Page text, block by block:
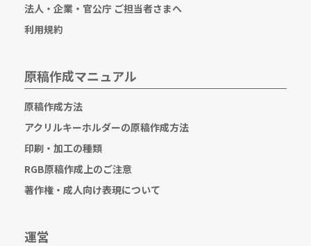
法人・企業・官公庁 ご担当者さまへ
利用規約
原稿作成マニュアル
原稿作成方法
アクリルキーホルダーの原稿作成方法
印刷・加工の種類
RGB原稿作成上のご注意
著作権・成人向け表現について
運営